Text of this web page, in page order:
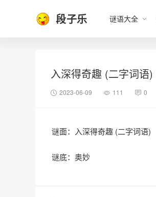
段子乐 谜语大全
入深得奇趣 (二字词语)
2023-06-09 111 0
谜面：入深得奇趣 (二字词语)
谜底：奥妙